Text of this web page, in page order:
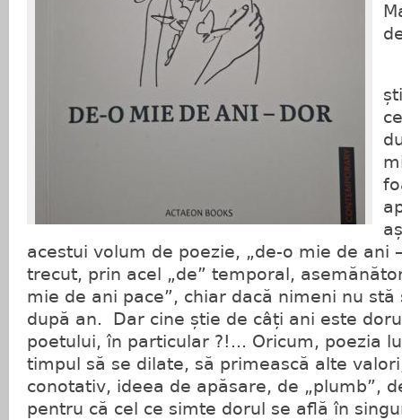
acestui volum de poezie, „de-o mie de ani
trecut, prin acel „de” temporal,
mie de ani pace”, chiar dacă nimeni nu
după an. Dar cine știe de câți ani este
poetului, în particular ?!... Oricum, poezia
timpul să se dilate, să primească alte
conotativ, ideea de apăsare, de „plumb”,
pentru că cel ce simte dorul se află în